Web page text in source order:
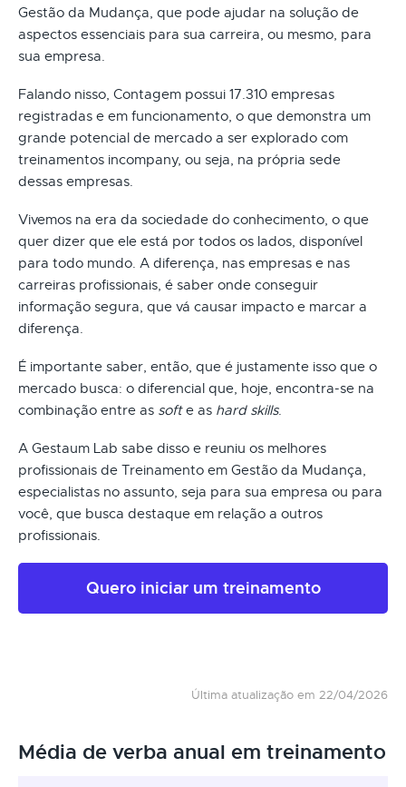
Gestão da Mudança, que pode ajudar na solução de
aspectos essenciais para sua carreira, ou mesmo, para
sua empresa.
Falando nisso, Contagem possui 17.310 empresas
registradas e em funcionamento, o que demonstra um
grande potencial de mercado a ser explorado com
treinamentos incompany, ou seja, na própria sede
dessas empresas.
Vivemos na era da sociedade do conhecimento, o que
quer dizer que ele está por todos os lados, disponível
para todo mundo. A diferença, nas empresas e nas
carreiras profissionais, é saber onde conseguir
informação segura, que vá causar impacto e marcar a
diferença.
É importante saber, então, que é justamente isso que o
mercado busca: o diferencial que, hoje, encontra-se na
combinação entre as softe as hard skills.
A Gestaum Lab sabe disso e reuniu os melhores
profissionais de Treinamento em Gestão da Mudança,
especialistas no assunto, seja para sua empresa ou para
você, que busca destaque em relação a outros
profissionais.
Quero iniciar um treinamento
Última atualização em 22/04/2026
Média de verba anual em treinamento